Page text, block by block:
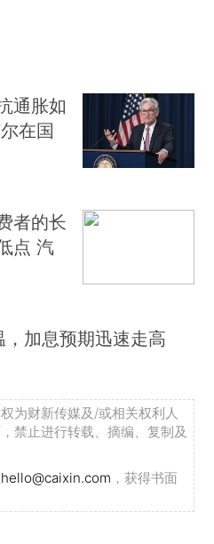
通胀如
在国
者的长
点 汽
加息预期迅速走高
为财新传媒及/或相关权利人
禁止进行转载、摘编、复制及
hello@caixin.com ，获得书面